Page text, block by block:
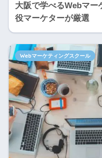
大阪で学べるWebマー
役マーケターが厳選
Webマーケティングスクール